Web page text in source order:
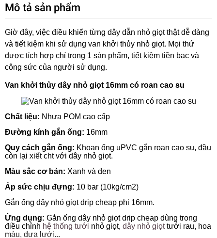
Mô tả sản phẩm
Giờ đây, việc điều khiển từng dây dẫn nhỏ giọt thật dễ dàng
và tiết kiệm khi sử dụng van khởi thủy nhỏ giọt. Mọi thứ
được tích hợp chỉ trong 1 sản phẩm, tiết kiệm tiền bạc và
công sức của người sử dụng.
Van khởi thủy dây nhỏ giọt 16mm có roan cao su
Chất liệu: Nhựa POM cao cấp
Đường kính gắn ống: 16mm
Quy cách gắn ống: Khoan ống uPVC gắn roan cao su, đầu
còn lại xiết cht với dây nhỏ giọt.
Màu sắc cơ bản: Xanh và đen
Áp sức chịu đựng: 10 bar (10kg/cm2)
Gắn ống dây nhỏ giọt drip cheap phi 16mm.
Ứng dụng: Gắn ống dây nhỏ giọt drip cheap dùng trong
điều chỉnh hệ thống tưới nhỏ giọt, dây nhỏ giọttưới rau, hoa
màu, dưa lưới...